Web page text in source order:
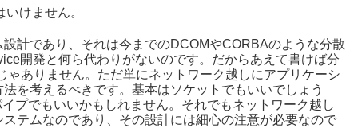
けません。
計であり、それは今までのDCOMやCORBAのような分散
開発と何ら代わりがないのです。だからあえて書けば分
ありません。ただ単にネットワーク越しにアプリケーシ
を考えるべきです。基本はソケットでもいいでしょう
プでもいいかもしれません。それでもネットワーク越し
テムなのであり、その設計には細心の注意が必要なので